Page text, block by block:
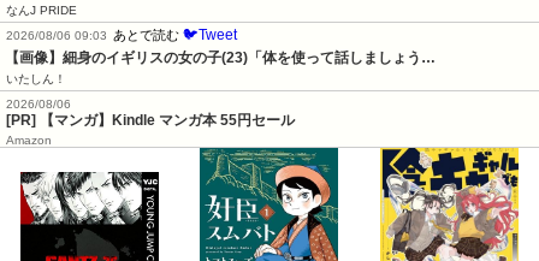
なんJ PRIDE
2026/08/06 09:03 あとで読む 🐦Tweet
【画像】細身のイギリスの女の子(23)「体を使って話しましょう…
いたしん！
2026/08/06
[PR] 【マンガ】Kindle マンガ本 55円セール
Amazon